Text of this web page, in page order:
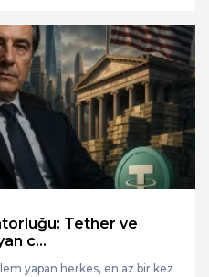
Tether ve
c...
yapan herkes, en az bir kez